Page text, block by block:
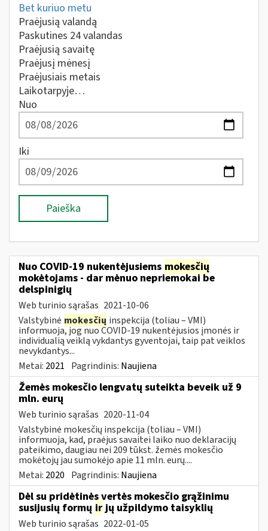
Bet kuriuo metu
Praėjusią valandą
Paskutines 24 valandas
Praėjusią savaitę
Praėjusį mėnesį
Praėjusiais metais
Laikotarpyje…
Nuo
Iki
Paieška
Nuo COVID-19 nukentėjusiems mokesčių
mokėtojams - dar mėnuo nepriemokai be
delspinigių
Web turinio sąrašas 2021-10-06
Valstybinė mokesčių inspekcija (toliau – VMI)
informuoja, jog nuo COVID-19 nukentėjusios įmonės ir
individualią veiklą vykdantys gyventojai, taip pat veiklos
nevykdantys...
Metai: 2021 Pagrindinis: Naujiena
Žemės mokesčio lengvatų suteikta beveik už 9
mln. eurų
Web turinio sąrašas 2020-11-04
Valstybinė mokesčių inspekcija (toliau – VMI)
informuoja, kad, praėjus savaitei laiko nuo deklaracijų
pateikimo, daugiau nei 209 tūkst. žemės mokesčio
mokėtojų jau sumokėjo apie 11 mln. eurų....
Metai: 2020 Pagrindinis: Naujiena
Dėl su pridėtinės vertės mokesčio grąžinimu
susijusių formų irjų užpildymo taisyklių
Web turinio sąrašas 2022-01-05